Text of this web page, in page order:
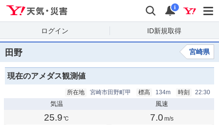
検索 通知
i
ログイン ID新規取得
田野 宮崎県
現在のアメダス観測値
所在地 宮崎市田野町甲 標高 134m 時刻 22:30
気温
25.9 ℃
風速
7.0 m/s